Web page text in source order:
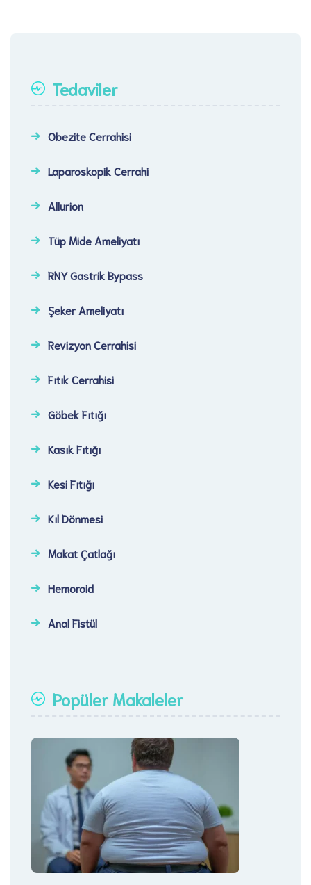
Tedaviler
Obezite Cerrahisi
Laparoskopik Cerrahi​
Allurion
Tüp Mide Ameliyatı
RNY Gastrik Bypass
Şeker Ameliyatı​
Revizyon Cerrahisi​
Fıtık Cerrahisi​
Göbek Fıtığı​
Kasık Fıtığı​
Kesi Fıtığı​
Kıl Dönmesi
Makat Çatlağı
Hemoroid
Anal Fistül
Popüler Makaleler